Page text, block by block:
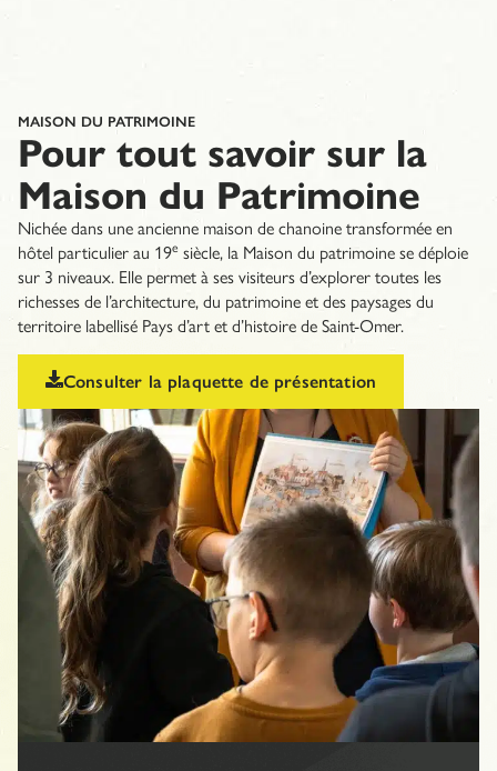
MAISON DU PATRIMOINE
Pour tout savoir sur la
Maison du Patrimoine
Nichée dans une ancienne maison de chanoine transformée en
hôtel particulier au 19e siècle, la Maison du patrimoine se déploie
sur 3 niveaux. Elle permet à ses visiteurs d’explorer toutes les
richesses de l’architecture, du patrimoine et des paysages du
territoire labellisé Pays d’art et d’histoire de Saint-Omer.
Consulter la plaquette de présentation